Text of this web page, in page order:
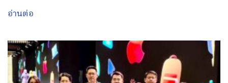
อ่านต่อ